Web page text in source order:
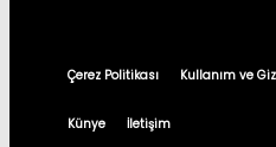
Çerez Politikası Kullanım ve
Künye İletişim